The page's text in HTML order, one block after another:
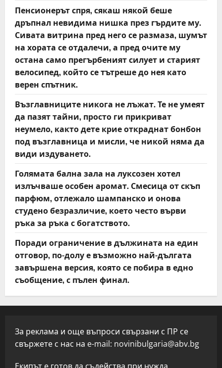
Пенсионерът спря, сякаш някой беше
дръпнал невидима нишка през гърдите му.
Сивата витрина пред него се размаза, шумът
на хората се отдалечи, а пред очите му
остана само прегърбеният силует и старият
велосипед, който се тътреше до нея като
верен спътник.
Възглавниците никога не лъжат. Те не умеят
да пазят тайни, просто ги прикриват
неумело, както дете крие откраднат бонбон
под възглавница и мисли, че никой няма да
види издуването.
Голямата бална зала на луксозен хотел
излъчваше особен аромат. Смесица от скъп
парфюм, отлежало шампанско и онова
студено безразличие, което често върви
ръка за ръка с богатството.
Поради ограничение в дължината на един
отговор, по-долу е възможно най-дългата
завършена версия, която се побира в едно
съобщение, с пълен финал.
За реклама и още въпроси свързани с ПР се
свържете с нас на e-mail: novinibulgaria@abv.bg